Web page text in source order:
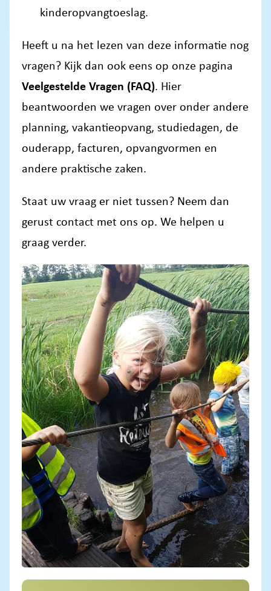
kinderopvangtoeslag.
Heeft u na het lezen van deze informatie nog
vragen? Kijk dan ook eens op onze pagina
Veelgestelde Vragen (FAQ). Hier
beantwoorden we vragen over onder andere
planning, vakantieopvang, studiedagen, de
ouderapp, facturen, opvangvormen en
andere praktische zaken.
Staat uw vraag er niet tussen? Neem dan
gerust contact met ons op. We helpen u
graag verder.